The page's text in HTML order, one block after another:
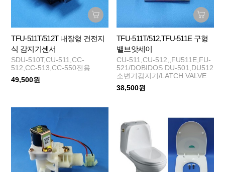
TFU-511T/512T 내장형 건전지
식 감지기센서
SDU-510T,CU-511,CC-
512,CC-513,CC-550전용
49,500원
TFU-511T/512,TFU-511E 구형
밸브앗세이
CU-511,CU-512,,FU511E,FU-
521/DOBIDOS DU-501,DU512
소변기감지기/LATCH VALVE
38,500원